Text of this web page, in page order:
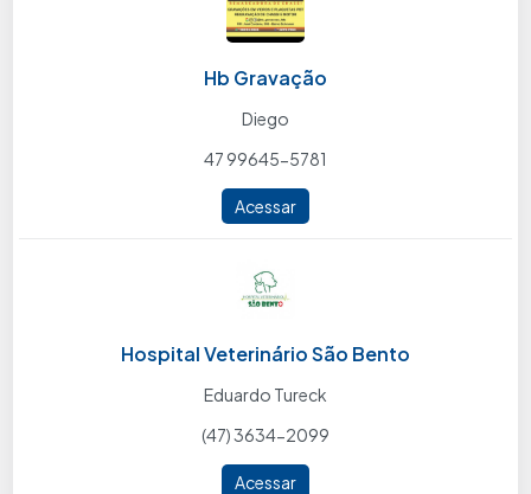
Hb Gravação
Diego
47 99645-5781
Acessar
Hospital Veterinário São Bento
Eduardo Tureck
(47) 3634-2099
Acessar